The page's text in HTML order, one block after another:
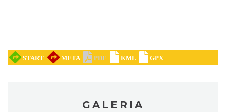
0.21 km
GALERIA